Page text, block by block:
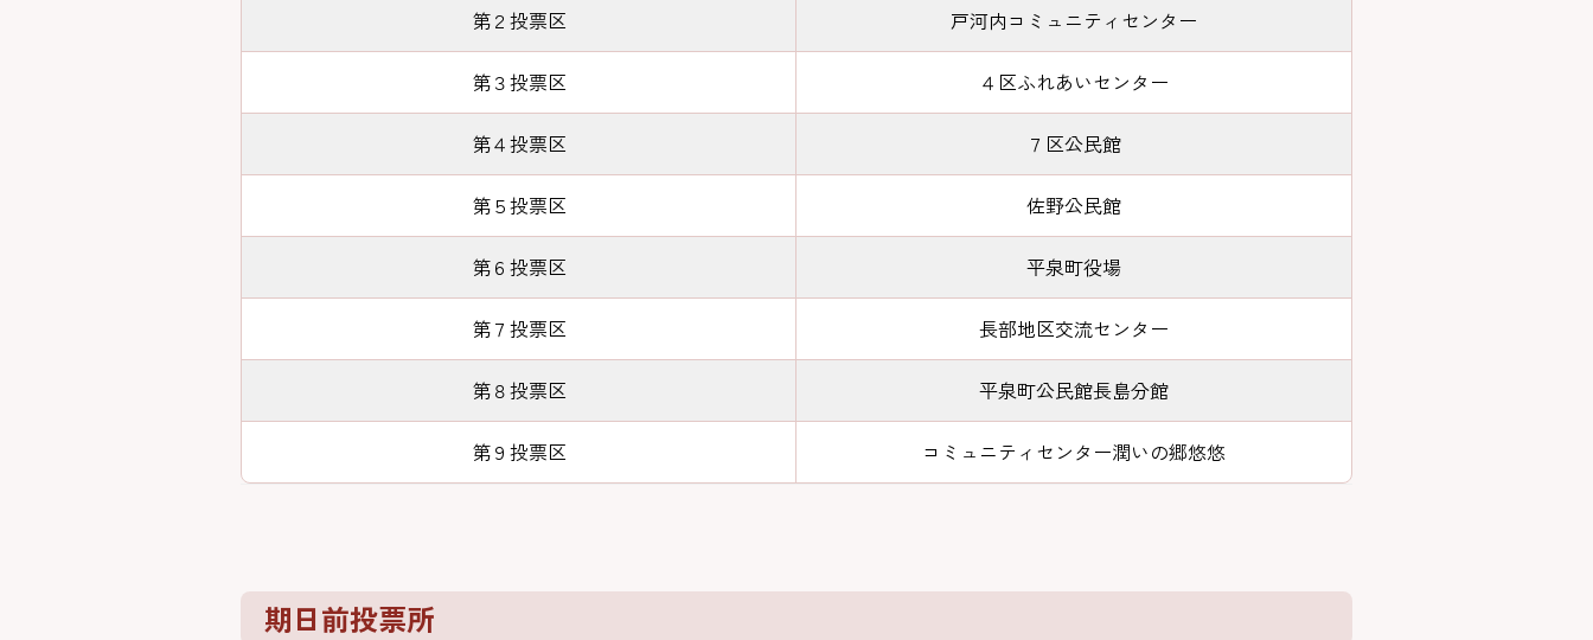
第２投票区 戸河内コミュニティセンター
第３投票区 ４区ふれあいセンター
第４投票区 ７区公民館
第５投票区 佐野公民館
第６投票区 平泉町役場
第７投票区 長部地区交流センター
第８投票区 平泉町公民館長島分館
第９投票区 コミュニティセンター潤いの郷悠悠
期日前投票所